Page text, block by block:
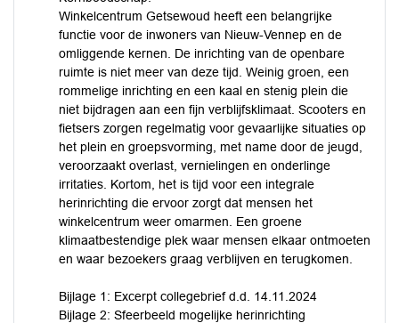
Winkelcentrum Getsewoud heeft een belangrijke
functie voor de inwoners van Nieuw-Vennep en de
omliggende kernen. De inrichting van de openbare
ruimte is niet meer van deze tijd. Weinig groen, een
rommelige inrichting en een kaal en stenig plein die
niet bijdragen aan een fijn verblijfsklimaat. Scooters en
fietsers zorgen regelmatig voor gevaarlijke situaties op
het plein en groepsvorming, met name door de jeugd,
veroorzaakt overlast, vernielingen en onderlinge
irritaties. Kortom, het is tijd voor een integrale
herinrichting die ervoor zorgt dat mensen het
winkelcentrum weer omarmen. Een groene
klimaatbestendige plek waar mensen elkaar ontmoeten
en waar bezoekers graag verblijven en terugkomen.
Bijlage 1: Excerpt collegebrief d.d. 14.11.2024
Bijlage 2: Sfeerbeeld mogelijke herinrichting